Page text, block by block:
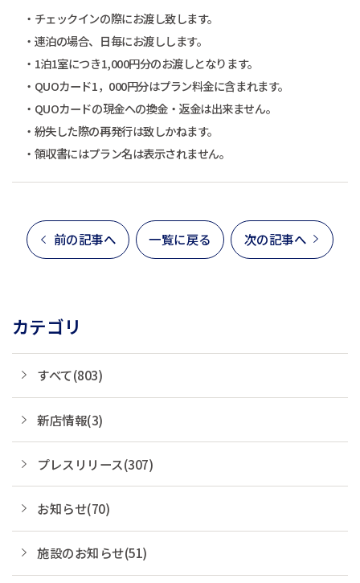
・チェックインの際にお渡し致します。
・連泊の場合、日毎にお渡しします。
・1泊1室につき1,000円分のお渡しとなります。
・QUOカード1，000円分はプラン料金に含まれます。
・QUOカードの現金への換金・返金は出来ません。
・紛失した際の再発行は致しかねます。
・領収書にはプラン名は表示されません。
前の記事へ 一覧に戻る 次の記事へ
カテゴリ
すべて(803)
新店情報(3)
プレスリリース(307)
お知らせ(70)
施設のお知らせ(51)